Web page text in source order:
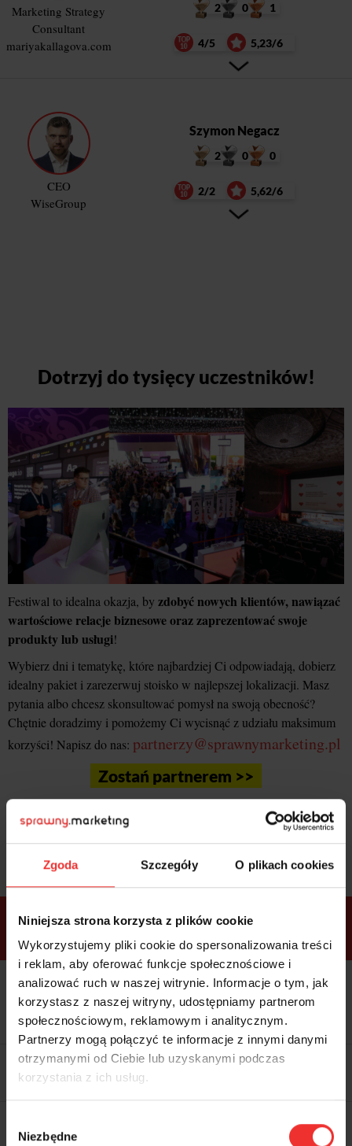
Zgoda Szczegóły O plikach cookies
Niniejsza strona korzysta z plików cookie
Wykorzystujemy pliki cookie do spersonalizowania treści
i reklam, aby oferować funkcje społecznościowe i
analizować ruch w naszej witrynie. Informacje o tym, jak
korzystasz z naszej witryny, udostępniamy partnerom
społecznościowym, reklamowym i analitycznym.
Partnerzy mogą połączyć te informacje z innymi danymi
otrzymanymi od Ciebie lub uzyskanymi podczas
korzystania z ich usług.
zgody
Niezbędne
Marketing Strategy
Consultant
mariyakallagova.com
2 0 1
4/5 5,23/6
CEO
WiseGroup
Szymon Negacz
2 0 0
2/2 5,62/6
Dotrzyj do tysięcy uczestników!
Festiwal to idealna okazja, by zdobyć nowych klientów, nawiązać
wartościowe relacje biznesowe oraz zaprezentować swoje
produkty lub usługi!
Wybierz dni i tematykę, które najbardziej Ci odpowiadają, dobierz
idealny pakiet i zarezerwuj stoisko w najlepszej lokalizacji. Masz
pytania albo chcesz skonsultować pomysł na swoją obecność?
Chętnie doradzimy i pomożemy Ci wycisnąć z udziału maksimum
korzyści! Napisz do nas: partnerzy@sprawnymarketing.pl
Zostań partnerem >>
Sprawdź bonusyi wybierz bilet
ramach
pakietów
VIP Premium
Kolacja z prelegentami i before
party (Hotel Sheraton, 27.10) tylko
wbilecie ALLPASS VIP
Dostępne
tylko w
bilecie
ALLPASS
VIP
Dedykowana strefa VIP z
możliwością networkingu z
prelegentami i wystawcami w
WARTOŚĆ: 1970 zł